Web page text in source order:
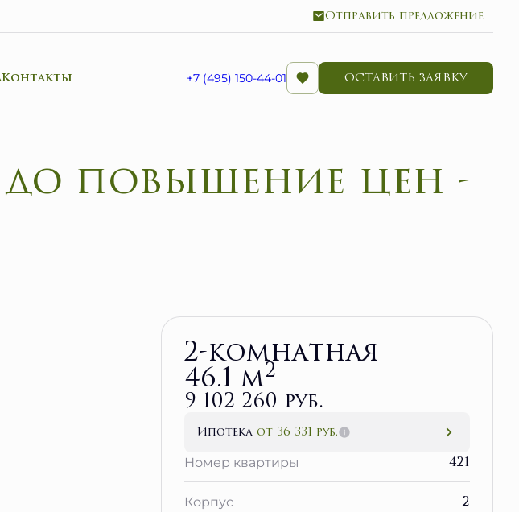
Отправить предложение
Контакты +7 (495) 150-44-01 ОСТАВИТЬ ЗАЯВКУ
до повышение цен -
2-комнатная
46.1 м2
9 102 260 руб.
Ипотека от 36 331 руб.
Номер квартиры
421
Корпус 2